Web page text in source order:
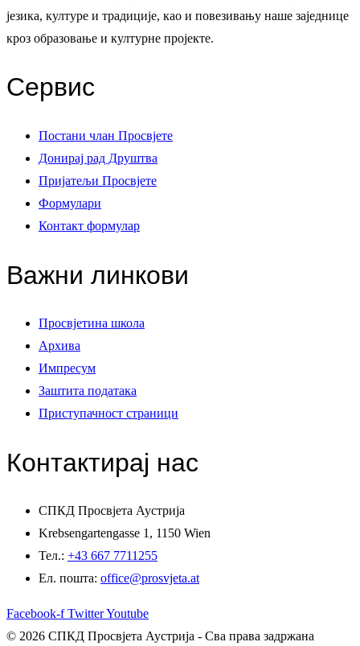
језика, културе и традиције, као и повезивању наше заједнице
кроз образовање и културне пројекте.
Сервис
Постани члан Просвјете
Донирај рад Друштва
Пријатељи Просвјете
Формулари
Контакт формулар
Важни линкови
Просвјетина школа
Архива
Импресум
Заштита података
Приступачност страници
Контактирај нас
СПКД Просвјета Аустрија
Krebsengartengasse 1, 1150 Wien
Тел.: +43 667 7711255
Ел. пошта: office@prosvjeta.at
Facebook-f TwitterYoutube
© 2026 СПКД Просвјета Аустрија - Сва права задржана